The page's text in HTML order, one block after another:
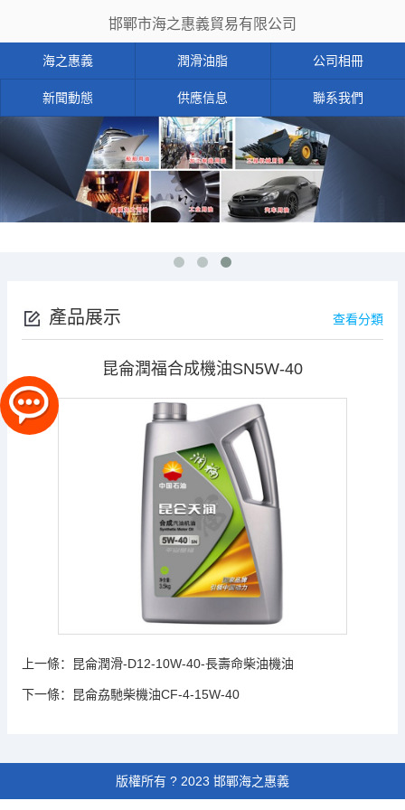
邯鄲市海之惠義貿易有限公司
海之惠義 潤滑油脂 公司相冊
新聞動態 供應信息 聯系我們
產品展示 查看分類
昆侖潤福合成機油SN5W-40
上一條： 昆侖潤滑-D12-10W-40-長壽命柴油機油
下一條： 昆侖劦馳柴機油CF-4-15W-40
版權所有 ? 2023 邯鄲海之惠義